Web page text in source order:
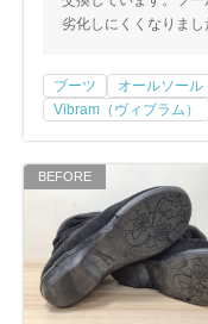
劣化しにくくなりまし
ブーツ オールソール
Vibram（ヴィブラム）